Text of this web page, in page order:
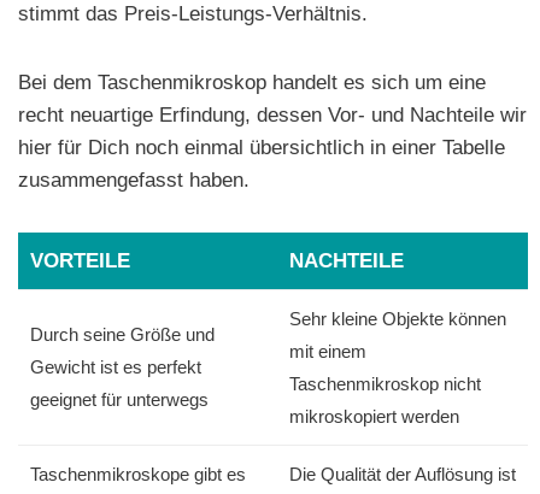
stimmt das Preis-Leistungs-Verhältnis.
Bei dem Taschenmikroskop handelt es sich um eine
recht neuartige Erfindung, dessen Vor- und Nachteile wir
hier für Dich noch einmal übersichtlich in einer Tabelle
zusammengefasst haben.
VORTEILE NACHTEILE
Durch seine Größe und
Gewicht ist es perfekt
geeignet für unterwegs
Sehr kleine Objekte können
mit einem
Taschenmikroskop nicht
mikroskopiert werden
Taschenmikroskope gibt es
Die Qualität der Auflösung ist